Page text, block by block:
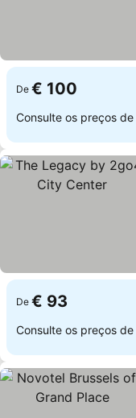
De € 100
Consulte os preços de
De € 93
Consulte os preços de